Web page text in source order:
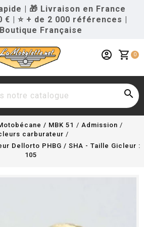
| 🎁 Livraison en France
€ | ⭐ + de 2 000 références |
Française
shopping_cart 0
account_circle

/ MBK 51
Admission
carburateur
Dellorto PHBG / SHA - Taille Gicleur :
105